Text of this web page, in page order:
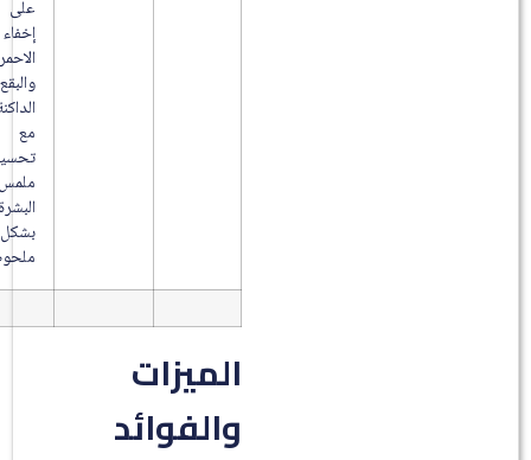
الاحمرار
والبقع
الداكنة
تحسين
ملمس
البشرة
بشكل
ملحوظ.
الميزات
والفوائد